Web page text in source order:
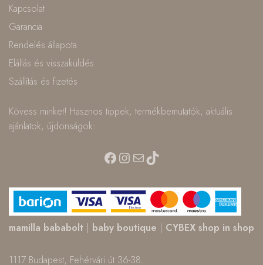
Kapcsolat
Garancia
Rendelés állapota
Elállás és visszaküldés
Szállítás és fizetés
Kövess minket! Hasznos tippek, termékbemutatók, aktuális
ajánlatok, újdonságok:
Facebook
Instagram
MailTikTok
mamilla bababolt | baby boutique | CYBEX shop in shop
1117 Budapest, Fehérvári út 36-38.